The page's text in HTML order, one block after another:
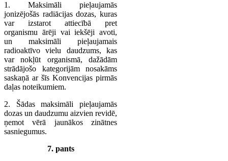
1. Maksimāli pieļaujamās
jonizējošās radiācijas dozas, kuras
var izstarot attiecībā pret
organismu ārēji vai iekšēji avoti,
un maksimāli pieļaujamais
radioaktīvo vielu daudzums, kas
var nokļūt organismā, dažādām
strādājošo kategorijām nosakāms
saskaņā ar šīs Konvencijas pirmās
daļas noteikumiem.
2. Šādas maksimāli pieļaujamās
dozas un daudzumu aizvien revidē,
ņemot vērā jaunākos zinātnes
sasniegumus.
7. pants